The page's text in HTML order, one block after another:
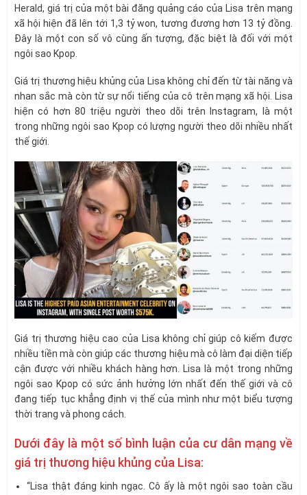
Herald, giá trị của một bài đăng quảng cáo của Lisa trên mạng
xã hội hiện đã lên tới 1,3 tỷ won, tương đương hơn 13 tỷ đồng.
Đây là một con số vô cùng ấn tượng, đặc biệt là đối với một
ngôi sao Kpop.
Giá trị thương hiệu khủng của Lisa không chỉ đến từ tài năng và
nhan sắc mà còn từ sự nổi tiếng của cô trên mạng xã hội. Lisa
hiện có hơn 80 triệu người theo dõi trên Instagram, là một
trong những ngôi sao Kpop có lượng người theo dõi nhiều nhất
thế giới.
Giá trị thương hiệu cao của Lisa không chỉ giúp cô kiếm được
nhiều tiền mà còn giúp các thương hiệu mà cô làm đại diện tiếp
cận được với nhiều khách hàng hơn. Lisa là một trong những
ngôi sao Kpop có sức ảnh hưởng lớn nhất đến thế giới và cô
đang tiếp tục khẳng định vị thế của mình như một biểu tượng
thời trang và phong cách.
Dưới đây là một số bình luận của cư dân mạng về
giá trị thương hiệu khủng của Lisa:
“Lisa thật đáng kinh ngạc. Cô ấy là một ngôi sao toàn cầu